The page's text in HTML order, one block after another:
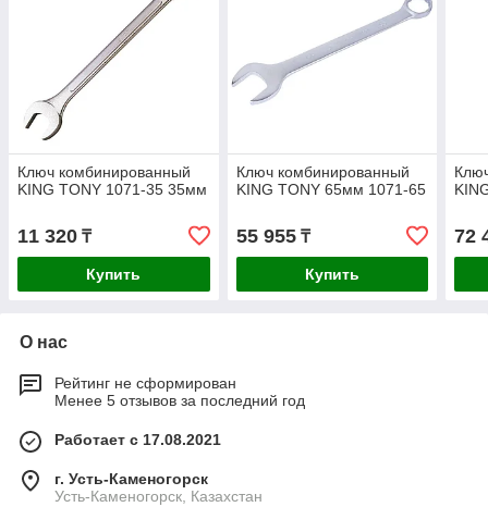
Ключ комбинированный
KING TONY 1071-35 35мм
11 320 ₸
Купить
Ключ комбинированный
KING TONY 65мм 1071-65
55 955₸
Купить
72
О нас
Рейтинг не сформирован
Менее 5 отзывов за последний год
Работает с 17.08.2021
г. Усть-Каменогорск
Усть-Каменогорск, Казахстан